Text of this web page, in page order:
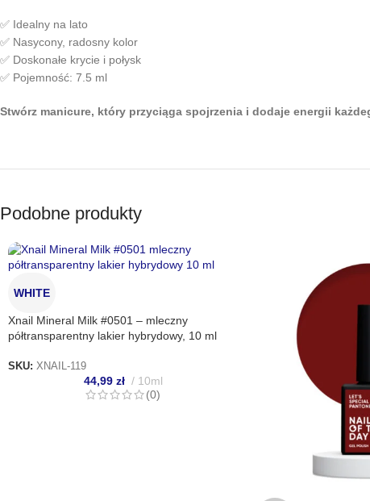
✅ Idealny na lato
✅ Nasycony, radosny kolor
✅ Doskonałe krycie i połysk
✅ Pojemność: 7.5 ml
Stwórz manicure, który przyciąga spojrzenia i dodaje energii
Podobne produkty
WHITE
Xnail Mineral Milk #0501 – mleczny
półtransparentny lakier hybrydowy, 10 ml
SKU: XNAIL-119
44,99 zł
10ml
(0)